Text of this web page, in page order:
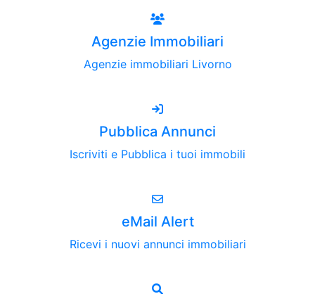
Agenzie Immobiliari
Agenzie immobiliari Livorno
Pubblica Annunci
Iscriviti e Pubblica i tuoi immobili
eMail Alert
Ricevi i nuovi annunci immobiliari